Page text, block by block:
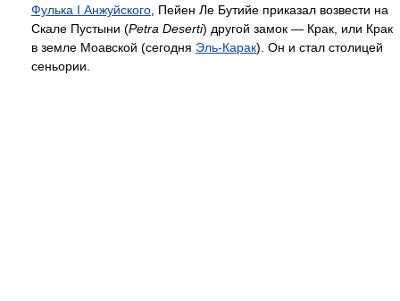
Фулька I Анжуйского, Пейен Ле Бутийе приказал возвести на
Скале Пустыни (Petra Deserti) другой замок — Крак, или Крак
в земле Моавской (сегодня Эль-Карак). Он и стал столицей
сеньории.